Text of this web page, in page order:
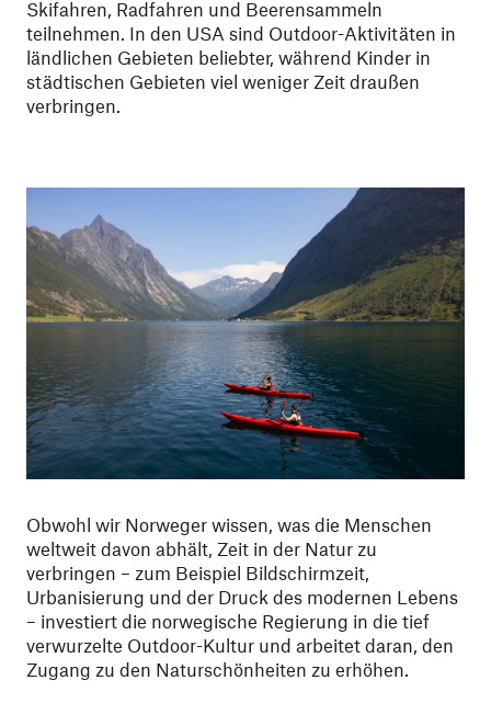
Skifahren, Radfahren und Beerensammeln
teilnehmen. In den USA sind Outdoor-Aktivitäten in
ländlichen Gebieten beliebter, während Kinder in
städtischen Gebieten viel weniger Zeit draußen
verbringen.
Obwohl wir Norweger wissen, was die Menschen
weltweit davon abhält, Zeit in der Natur zu
verbringen – zum Beispiel Bildschirmzeit,
Urbanisierung und der Druck des modernen Lebens
– investiert die norwegische Regierung in die tief
verwurzelte Outdoor-Kultur und arbeitet daran, den
Zugang zu den Naturschönheiten zu erhöhen.